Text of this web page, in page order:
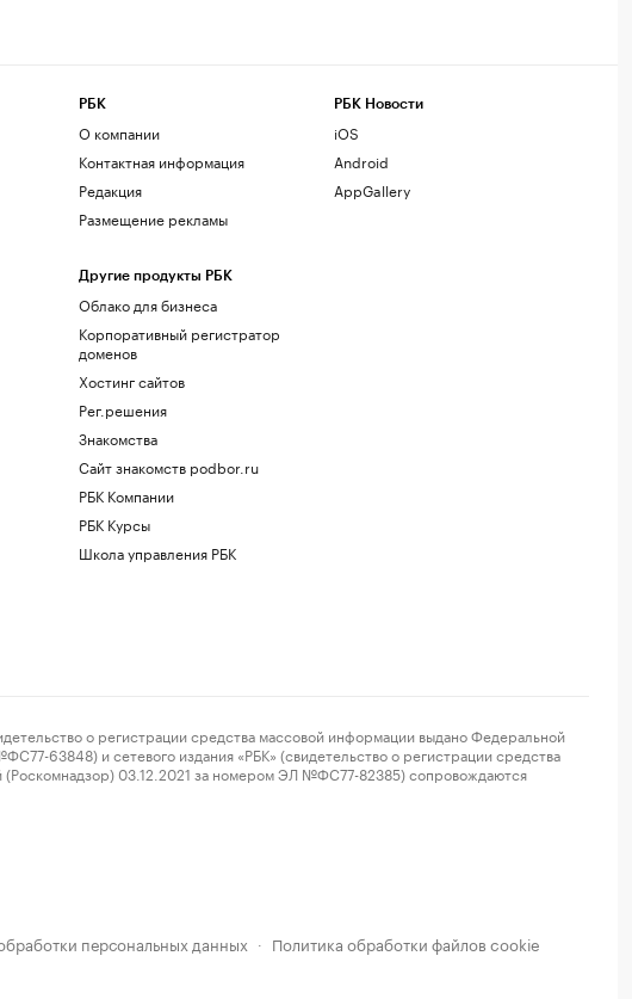
РБК
О компании
Контактная информация
Редакция
Размещение рекламы
Другие продукты РБК
Облако для бизнеса
Корпоративный регистратор
доменов
Хостинг сайтов
Рег.решения
Знакомства
Сайт знакомств podbor.ru
РБК Компании
РБК Курсы
Школа управления РБК
РБК Новости
iOS
Android
AppGallery
о регистрации средства массовой информации выдано Федеральной
63848) и сетевого издания «РБК» (свидетельство о регистрации средства
(Роскомнадзор) 03.12.2021 за номером ЭЛ №ФС77-82385) сопровождаются
персональных данных · Политика обработки файлов cookie